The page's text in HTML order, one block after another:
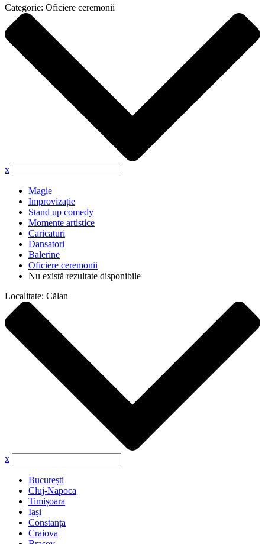
Categorie: Oficiere ceremonii
x
Magie
Improvizație
Stand up comedy
Momente artistice
Caricaturi
Dansatori
Balerine
Oficiere ceremonii
Nu există rezultate disponibile
Localitate: Călan
x
București
Cluj-Napoca
Timișoara
Iași
Constanța
Craiova